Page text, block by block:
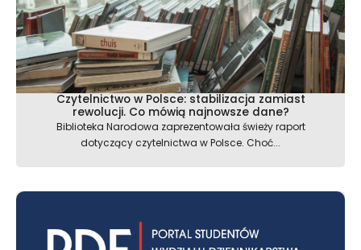
Czytelnictwo w Polsce: stabilizacja zamiast
rewolucji. Co mówią najnowsze dane?
Biblioteka Narodowa zaprezentowała świeży raport
dotyczący czytelnictwa w Polsce. Choć...